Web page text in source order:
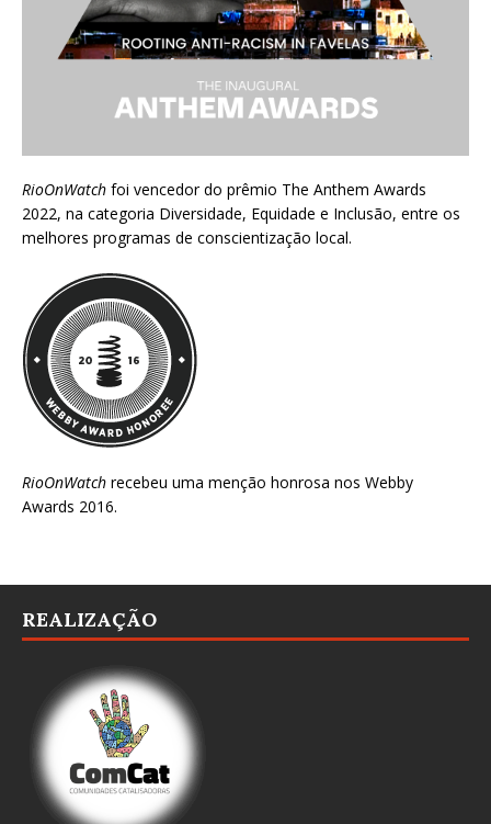
RioOnWatch foi vencedor do prêmio The Anthem Awards
2022, na categoria Diversidade, Equidade e Inclusão, entre os
melhores programas de conscientização local.
RioOnWatch recebeu uma menção honrosa nos Webby
Awards 2016.
REALIZAÇÃO